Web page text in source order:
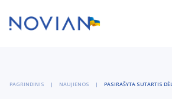
PAGRINDINIS NAUJIENOS PASIRAŠYTA SUTARTIS DĖL INTEGRUOTOS MOKESČIŲ INFORMACINĖS SISTEMOS (IMIS) PLĖTROS,